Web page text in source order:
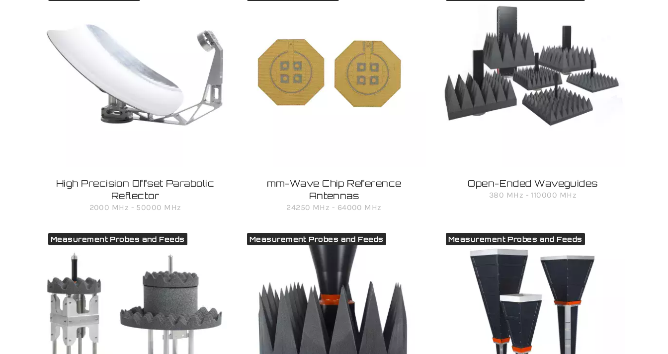
High Precision Offset Parabolic
Reflector
2000 MHz - 50000 MHz
mm-Wave Chip Reference
Antennas
24250 MHz - 64000 MHz
Open-Ended Waveguides
380 MHz - 110000 MHz
Measurement Probes and Feeds Measurement Probes and Feeds Measurement Probes and Feeds